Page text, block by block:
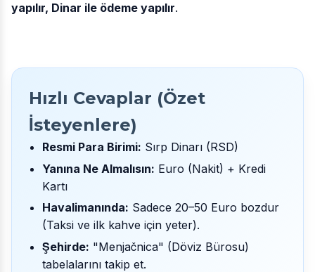
yapılır, Dinar ile ödeme yapılır.
Hızlı Cevaplar (Özet
İsteyenlere)
Resmi Para Birimi: Sırp Dinarı (RSD)
Yanına Ne Almalısın: Euro (Nakit) + Kredi
Kartı
Havalimanında: Sadece 20–50 Euro bozdur
(Taksi ve ilk kahve için yeter).
Şehirde: "Menjačnica" (Döviz Bürosu)
tabelalarını takip et.